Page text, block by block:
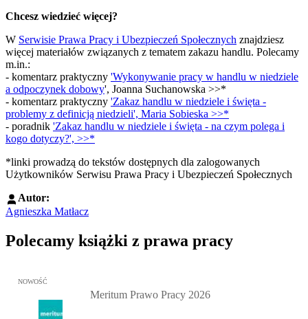
Chcesz wiedzieć więcej?
W Serwisie Prawa Pracy i Ubezpieczeń Społecznych znajdziesz
więcej materiałów związanych z tematem zakazu handlu. Polecamy
m.in.:
- komentarz praktyczny 'Wykonywanie pracy w handlu w niedziele
a odpoczynek dobowy', Joanna Suchanowska >>*
- komentarz praktyczny 'Zakaz handlu w niedziele i święta -
problemy z definicją niedzieli', Maria Sobieska >>*
- poradnik 'Zakaz handlu w niedziele i święta - na czym polega i
kogo dotyczy?', >>*
*linki prowadzą do tekstów dostępnych dla zalogowanych
Użytkowników Serwisu Prawa Pracy i Ubezpieczeń Społecznych
Autor:
Agnieszka Matłacz
Polecamy książki z prawa pracy
Przejdź do: Meritum Prawo Pracy 2026, Kazimierz Jaśkowski -
NOWOŚĆ
Meritum Prawo Pracy 2026